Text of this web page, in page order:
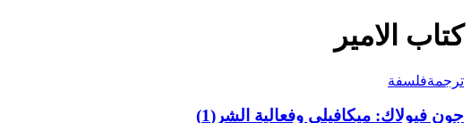
كتاب الامير
ترجمةفلسفة
جون فيولاك: ميكافيلي وفعالية الشر(1)